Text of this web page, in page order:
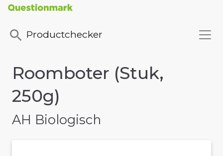
Productchecker
Roomboter (Stuk,
250g)
AH Biologisch